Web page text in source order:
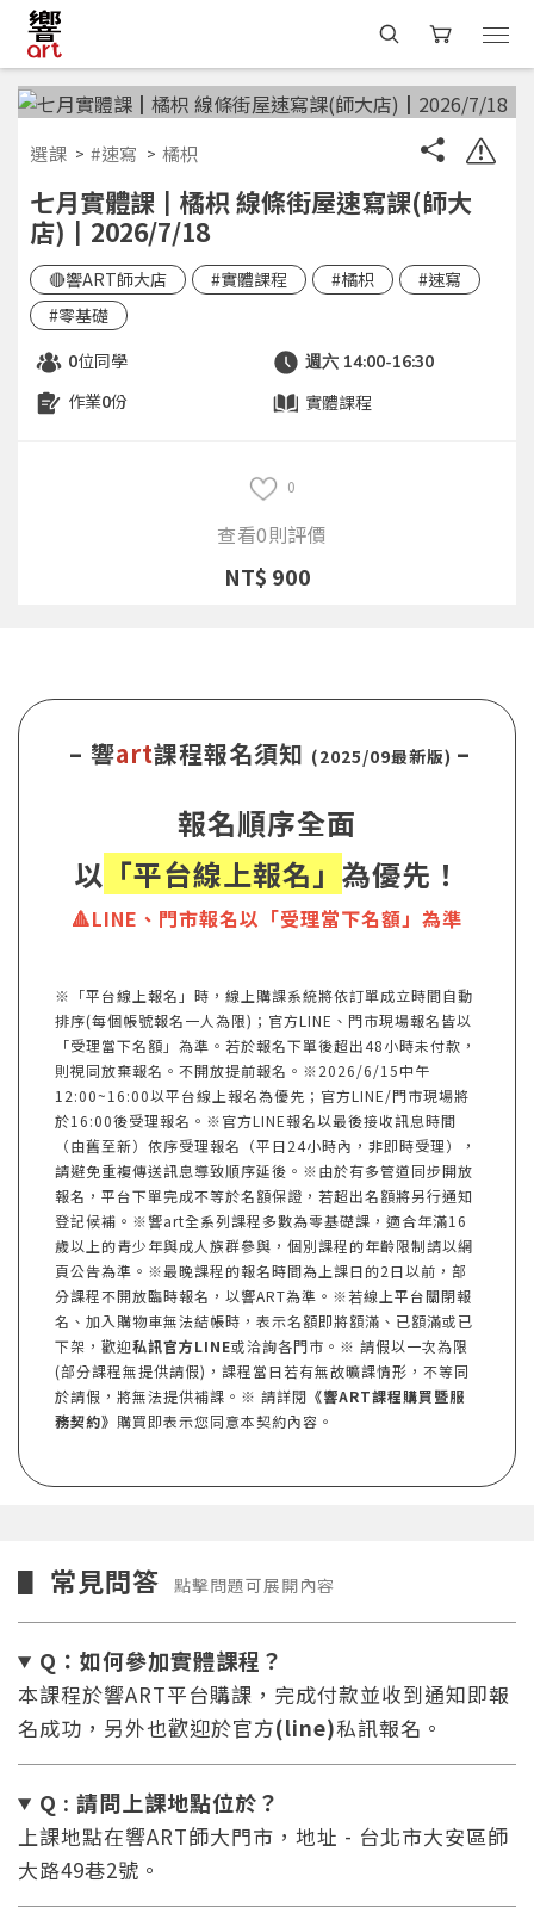
選課 #速寫 橘枳
七月實體課┃橘枳 線條街屋速寫課(師大
店)┃2026/7/18
🔴響ART師大店 #實體課程 #橘枳
#速寫
#零基礎
0位同學 週六 14:00-16:30
作業0份 實體課程
0
查看0則評價
NT$ 900
– 響art課程報名須知 (2025/09最新版) –
報名順序全面
以 「平台線上報名」 為優先！
🔺LINE、門市報名以「受理當下名額」為準
※「平台線上報名」時，線上購課系統將依訂單成立時間自動
排序(每個帳號報名一人為限)；官方LINE、門市現場報名皆以
「受理當下名額」為準。若於報名下單後超出48小時未付款，
則視同放棄報名。不開放提前報名。※2026/6/15中午
12:00~16:00以平台線上報名為優先；官方LINE/門市現場將
於16:00後受理報名。※官方LINE報名以最後接收訊息時間
（由舊至新）依序受理報名（平日24小時內，非即時受理），
請避免重複傳送訊息導致順序延後。※由於有多管道同步開放
報名，平台下單完成不等於名額保證，若超出名額將另行通知
登記候補。※響art全系列課程多數為零基礎課，適合年滿16
歲以上的青少年與成人族群參與，個別課程的年齡限制請以網
頁公告為準。※最晚課程的報名時間為上課日的2日以前，部
分課程不開放臨時報名，以響ART為準。※若線上平台關閉報
名、加入購物車無法結帳時，表示名額即將額滿、已額滿或已
下架，歡迎私訊官方LINE或洽詢各門市。※ 請假以一次為限
(部分課程無提供請假)，課程當日若有無故曠課情形，不等同
於請假，將無法提供補課。※ 請詳閱 《響ART課程購買暨服
務契約》 購買即表示您同意本契約內容。
▋ 常見問答 點擊問題可展開內容
Q：如何參加實體課程？
本課程於響ART平台購課，完成付款並收到通知即報
名成功，另外也歡迎於官方(line)私訊報名。
Q : 請問上課地點位於？
上課地點在響ART師大門市，地址 - 台北市大安區師
大路49巷2號。